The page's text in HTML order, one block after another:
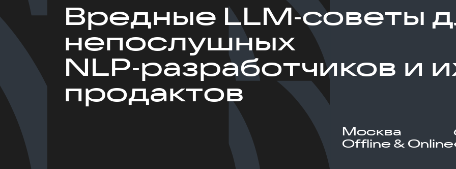
Вредные LLM‑советы
непослушных
NLP‑разработчиков и
продактов
Москва
Offline & Online